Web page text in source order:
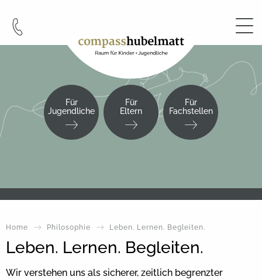
Für
Jugendliche
Für
Eltern
Für
Fachstellen
Home Philosophie Leben. Lernen. Begleiten.
Leben. Lernen. Begleiten.
Wir verstehen uns als sicherer, zeitlich begrenzter